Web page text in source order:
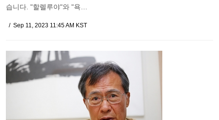
습니다. "할렐루야"와 "욕…
Sep 11, 2023 11:45 AM KST